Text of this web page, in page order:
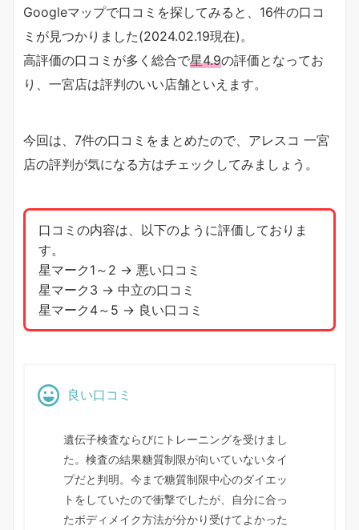
Googleマップで口コミを探してみると、16件の口コ
ミが見つかりました(2024.02.19現在)。
高評価の口コミが多く総合で星4.9の評価となってお
り、一宮店は評判のいい店舗といえます。
今回は、7件の口コミをまとめたので、アレスコ 一宮
店の評判が気になる方はチェックしてみましょう。
口コミの内容は、以下のように評価しておりま
す。
星マーク1～2 → 悪い口コミ
星マーク3 → 中立の口コミ
星マーク4～5 → 良い口コミ
良い口コミ
遺伝子検査ならびにトレーニングを受けまし
た。検査の結果糖質制限が向いていないタイ
プだと判明。今まで糖質制限中心のダイエッ
トをしていたので衝撃でしたが、自分に合っ
たボディメイク方法が分かり受けてよかった